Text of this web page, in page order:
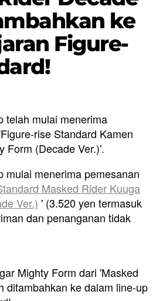
ke
Figure-
telah mulai menerima
rise Standard Kamen
Form (Decade Ver.)'.
mulai menerima pemesanan
Masked Rider Kuuga
Ver.) ' (3.520 yen termasuk
dan penanganan tidak
Mighty Form dari 'Masked
ditambahkan ke dalam line-up